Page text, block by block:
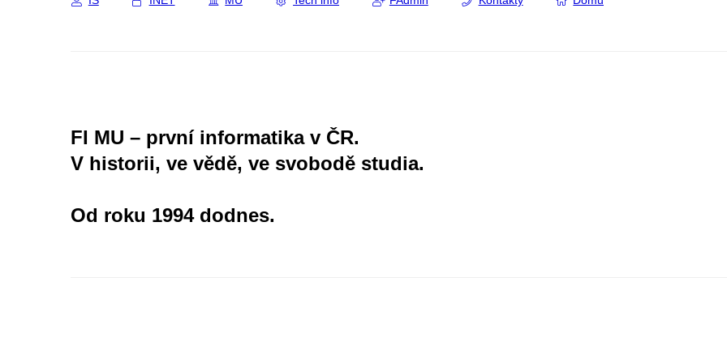
FI MU – první informatika v ČR.
V historii, ve vědě, ve svobodě studia.
Od roku 1994 dodnes.